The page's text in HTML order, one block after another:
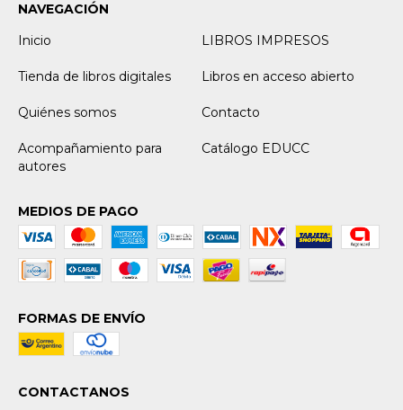
NAVEGACIÓN
Inicio
LIBROS IMPRESOS
Tienda de libros digitales Libros en acceso abierto
Quiénes somos Contacto
Acompañamiento para
autores
Catálogo EDUCC
MEDIOS DE PAGO
FORMAS DE ENVÍO
CONTACTANOS